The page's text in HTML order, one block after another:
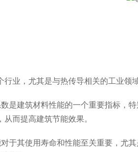
业，尤其是与热传导相关的工业领域
建筑材料性能的一个重要指标，
而提高建筑节能效果。
其使用寿命和性能至关重要，尤